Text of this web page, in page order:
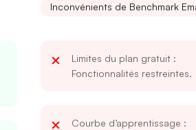
Inconvénients de Benchmark
Limites du plan gratuit:
Fonctionnalités restreintes.
Courbe d’apprentissage :